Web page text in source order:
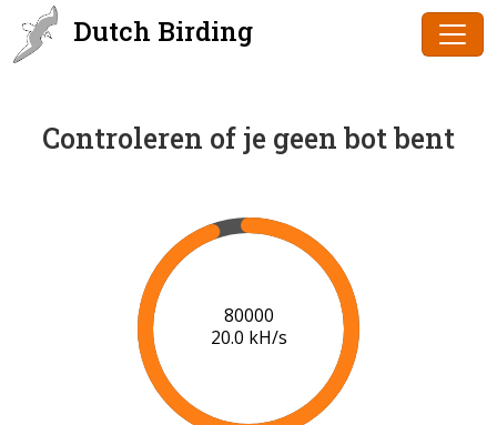
Dutch Birding
Controleren of je geen bot bent
81000
19.8 kH/s